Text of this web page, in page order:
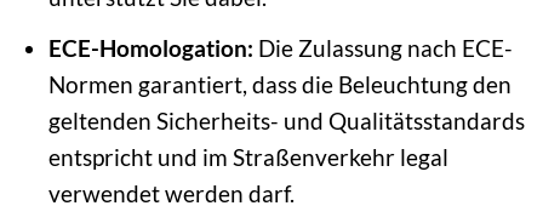
ECE-Homologation: Die Zulassung nach ECE-
Normen garantiert, dass die Beleuchtung den
geltenden Sicherheits- und Qualitätsstandards
entspricht und im Straßenverkehr legal
verwendet werden darf.